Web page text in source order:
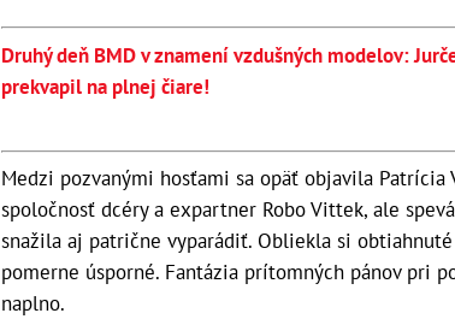
Druhý deň BMD v znamení vzdušných modelov:
prekvapil na plnej čiare!
Medzi pozvanými hosťami sa opäť objavila
spoločnosť dcéry a expartner Robo Vittek, ale
snažila aj patrične vyparádiť. Obliekla si
pomerne úsporné. Fantázia prítomných pánov pri
naplno.